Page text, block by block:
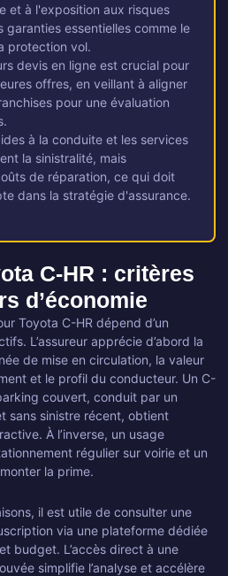
et à l'exposition aux risques
garanties essentielles comme le
protection vol.
devis en ligne est crucial pour
offres, en veillant à aligner
pour une évaluation
à la conduite et les services
la sinistralité, mais
de réparation, ce qui doit
dans la stratégie d'assurance.
C-HR : critères
d’économie
Toyota C-HR dépend d’un
L’assureur apprécie d’abord la
de mise en circulation, la valeur
et le profil du conducteur. Un C-
couvert, conduit par un
sans sinistre récent, obtient
À l’inverse, un usage
régulier sur voirie et un
la prime.
il est utile de consulter une
via une plateforme dédiée
budget. L’accès direct à une
simplifie l’analyse et accélère